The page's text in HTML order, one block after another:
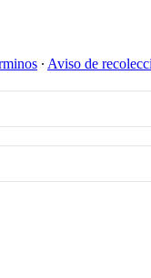
∙ Aviso de